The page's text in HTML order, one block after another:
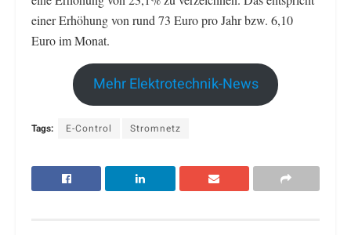
einer Erhöhung von rund 73 Euro pro Jahr bzw. 6,10
Euro im Monat.
Mehr Elektrotechnik-News
Tags: E-Control Stromnetz